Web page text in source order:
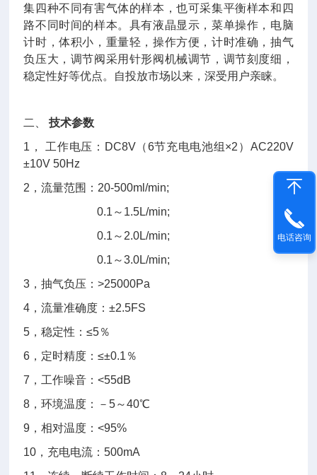
集四种不同有害气体的样本，也可采集平衡样本和四
路不同时间的样本。具有液晶显示，菜单操作，电脑
计时，体积小，重量轻，操作方便，计时准确，抽气
负压大，调节阀采用针形阀机械调节，调节刻度细，
稳定性好等优点。自投放市场以来，深受用户亲睐。
二、
技术参数
1， 工作电压：DC8V（6节充电电池组×2）AC220V
±10V 50Hz
2，流量范围：20-500ml/min;
0.1～1.5L/min;
0.1～2.0L/min;
0.1～3.0L/min;
3，抽气负压：>25000Pa
4，流量准确度：±2.5FS
5，稳定性：≤5％
6，定时精度：≤±0.1％
7，工作噪音：<55dB
8，环境温度：－5～40℃
9，相对温度：<95%
10，充电电流：500mA
电话咨询